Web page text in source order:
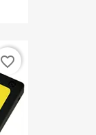
favorite_border